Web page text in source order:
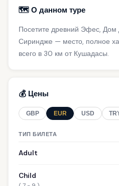
🗺️ О данном туре
Посетите древний Эфес,
Сиринджe — место, полное
всего в 30 км от Кушадасы.
💰 Цены
GBP EUR USD
ТИП БИЛЕТА
Adult
Child